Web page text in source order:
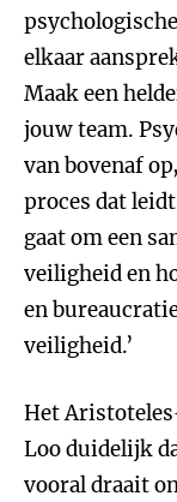
elkaar
Maak een
jouw team.
van bovenaf
proces dat
gaat om een
veiligheid en
en
veiligheid.’
Het
Loo duidelijk
vooral draait